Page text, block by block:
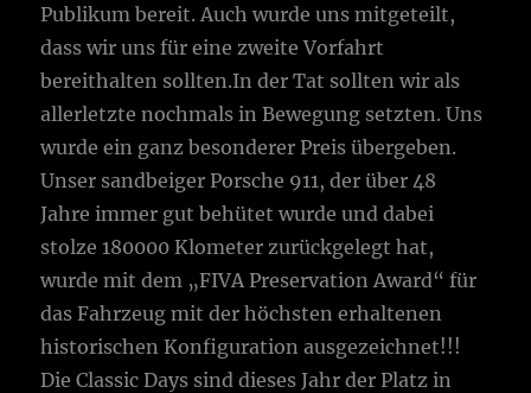
Publikum bereit. Auch wurde uns mitgeteilt,
dass wir uns für eine zweite Vorfahrt
bereithalten sollten.In der Tat sollten wir als
allerletzte nochmals in Bewegung setzten. Uns
wurde ein ganz besonderer Preis übergeben.
Unser sandbeiger Porsche 911, der über 48
Jahre immer gut behütet wurde und dabei
stolze 180000 Klometer zurückgelegt hat,
wurde mit dem „FIVA Preservation Award“ für
das Fahrzeug mit der höchsten erhaltenen
historischen Konfiguration ausgezeichnet!!!
Die Classic Days sind dieses Jahr der Platz in